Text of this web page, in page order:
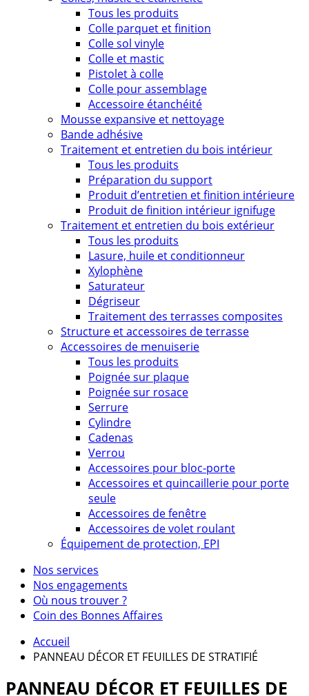
Tous les produits
Colle parquet et finition
Colle sol vinyle
Colle et mastic
Pistolet à colle
Colle pour assemblage
Accessoire étanchéité
Mousse expansive et nettoyage
Bande adhésive
Traitement et entretien du bois intérieur
Tous les produits
Préparation du support
Produit d’entretien et finition intérieure
Produit de finition intérieur ignifuge
Traitement et entretien du bois extérieur
Tous les produits
Lasure, huile et conditionneur
Xylophène
Saturateur
Dégriseur
Traitement des terrasses composites
Structure et accessoires de terrasse
Accessoires de menuiserie
Tous les produits
Poignée sur plaque
Poignée sur rosace
Serrure
Cylindre
Cadenas
Verrou
Accessoires pour bloc-porte
Accessoires et quincaillerie pour porte
seule
Accessoires de fenêtre
Accessoires de volet roulant
Équipement de protection, EPI
Nos services
Nos engagements
Où nous trouver ?
Coin des Bonnes Affaires
Accueil
PANNEAU DÉCOR ET FEUILLES DE STRATIFIÉ
PANNEAU DÉCOR ET FEUILLES DE